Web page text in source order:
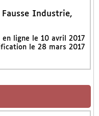
Industrie,
ligne le 10 avril 2017
le 28 mars 2017